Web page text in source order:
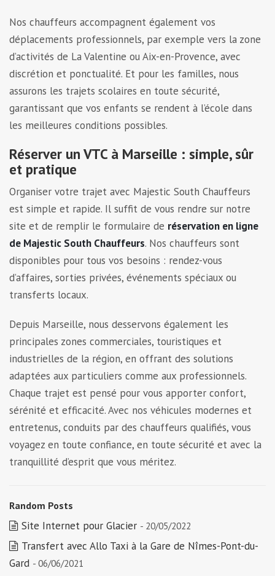
Nos chauffeurs accompagnent également vos
déplacements professionnels, par exemple vers la zone
d’activités de La Valentine ou Aix-en-Provence, avec
discrétion et ponctualité. Et pour les familles, nous
assurons les trajets scolaires en toute sécurité,
garantissant que vos enfants se rendent à l’école dans
les meilleures conditions possibles.
Réserver un VTC à Marseille : simple, sûr
et pratique
Organiser votre trajet avec Majestic South Chauffeurs
est simple et rapide. Il suffit de vous rendre sur notre
site et de remplir le formulaire de réservation en ligne
de Majestic South Chauffeurs. Nos chauffeurs sont
disponibles pour tous vos besoins : rendez-vous
d’affaires, sorties privées, événements spéciaux ou
transferts locaux.
Depuis Marseille, nous desservons également les
principales zones commerciales, touristiques et
industrielles de la région, en offrant des solutions
adaptées aux particuliers comme aux professionnels.
Chaque trajet est pensé pour vous apporter confort,
sérénité et efficacité. Avec nos véhicules modernes et
entretenus, conduits par des chauffeurs qualifiés, vous
voyagez en toute confiance, en toute sécurité et avec la
tranquillité d’esprit que vous méritez.
Random Posts
Site Internet pour Glacier - 20/05/2022
Transfert avec Allo Taxi à la Gare de Nîmes-Pont-du-
Gard - 06/06/2021